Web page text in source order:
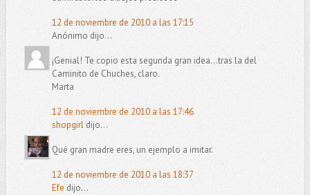
12 de noviembre de 2010 a las 17:15
Anónimo dijo...
¡Genial! Te copio esta segunda gran idea...tras la del
Caminito de Chuches, claro.
Marta
12 de noviembre de 2010 a las 17:46
shopgirldijo...
Qué gran madre eres, un ejemplo a imitar.
12 de noviembre de 2010 a las 18:37
Efe dijo...